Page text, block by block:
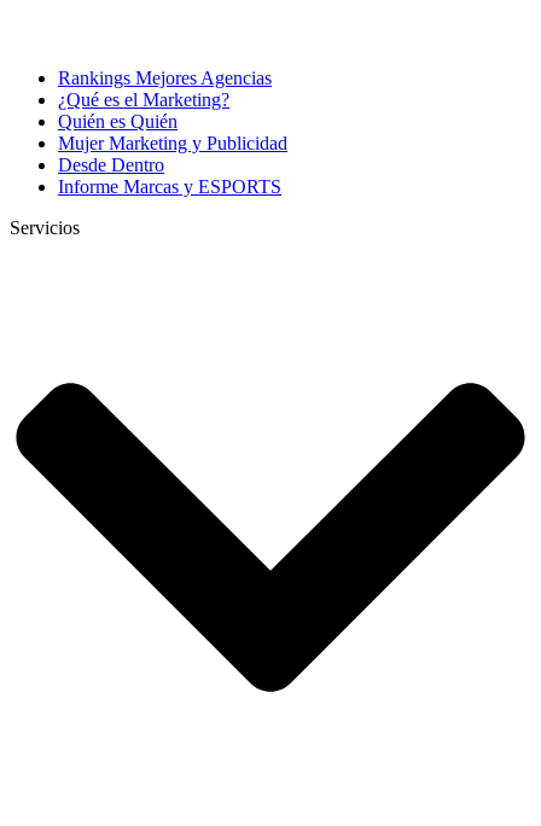
Rankings Mejores Agencias
¿Qué es el Marketing?
Quién es Quién
Mujer Marketing y Publicidad
Desde Dentro
Informe Marcas y ESPORTS
Servicios